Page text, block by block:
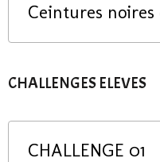
Ceintures noires
CHALLENGES ELEVES
CHALLENGE 01